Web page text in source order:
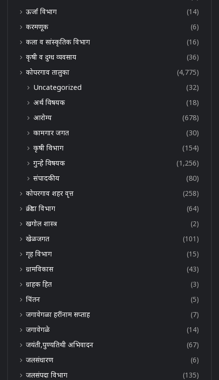
ऊर्जा विभाग
(14)
करमणूक
(6)
कला व सांस्कृतिक विभाग
(16)
कृषी व दुग्ध व्यवसाय
(36)
कोपरगाव तालुका
(4,775)
Uncategorized
(32)
अर्थ विषयक
(18)
आरोग्य
(678)
कामगार जगत
(30)
कृषी विभाग
(154)
गुन्हे विषयक
(1,256)
संपादकीय
(80)
कोपरगाव शहर वृत्त
(258)
क्रीडा विभाग
(64)
खगोल शास्त्र
(2)
खेळजगत
(101)
गृह विभाग
(15)
ग्रामविकास
(43)
ग्राहक हित
(3)
चिंतन
(5)
जगावेगळा हरींनाम सप्ताह
(7)
जगावेगळे
(14)
जयंती,पुण्यतिथी अभिवादन
(67)
जलसंधारण
(6)
जलसंपदा विभाग
(135)